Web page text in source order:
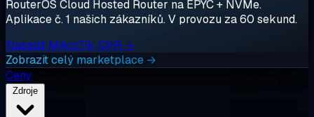
RouterOS Cloud Hosted Router na EPYC + NVMe.
Aplikace č. 1 našich zákazníků. V provozu za 60 sekund.
Nasadit MikroTik CHR →
Zobrazit celý marketplace →
Ceny